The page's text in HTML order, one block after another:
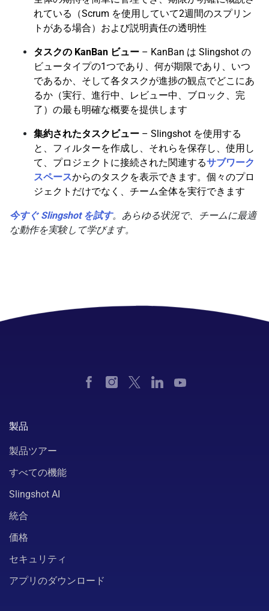
れている（Scrum を使用していて2週間のスプリン
トがある場合）および説明責任の透明性
タスクの KanBan ビュー – KanBan は Slingshot の
ビュータイプの1つであり、何が期限であり、いつ
であるか、そして各タスクが進捗の観点でどこにあ
るか（実行、進行中、レビュー中、ブロック、完
了）の最も明確な概要を提供します
集約されたタスクビュー – Slingshot を使用する
と、フィルターを作成し、それらを保存し、使用し
て、プロジェクトに接続された関連するサブワーク
スペースからのタスクを表示できます。個々のプロ
ジェクトだけでなく、チーム全体を実行できます
今すぐ Slingshot を試す。あらゆる状況で、チームに最適
な動作を実験して学びます。
製品
製品ツアー
すべての機能
Slingshot AI
統合
価格
セキュリティ
アプリのダウンロード